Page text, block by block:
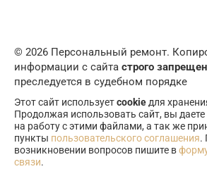
© 2026 Персональный ремонт.
информации с сайта строго
преследуется в судебном порядке
Этот сайт используетcookie для
Продолжая использовать сайт, вы даете
на работу с этими файлами, а так же
пункты пользовательского соглашения.
возникновении вопросов пишите в
связи.